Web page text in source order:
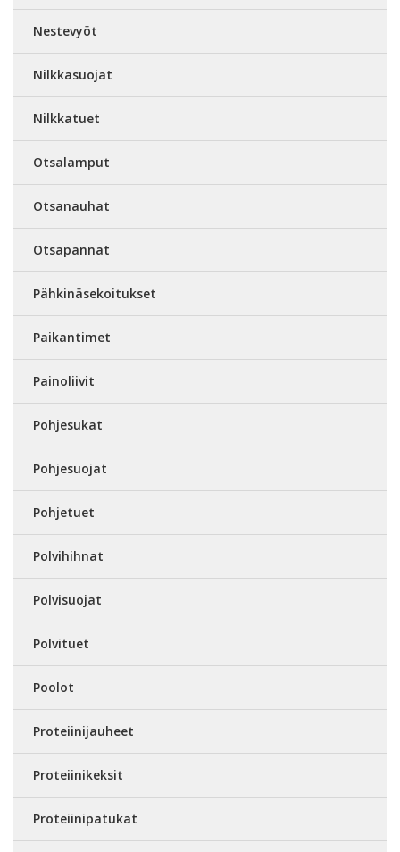
Nestevyöt
Nilkkasuojat
Nilkkatuet
Otsalamput
Otsanauhat
Otsapannat
Pähkinäsekoitukset
Paikantimet
Painoliivit
Pohjesukat
Pohjesuojat
Pohjetuet
Polvihihnat
Polvisuojat
Polvituet
Poolot
Proteiinijauheet
Proteiinikeksit
Proteiinipatukat